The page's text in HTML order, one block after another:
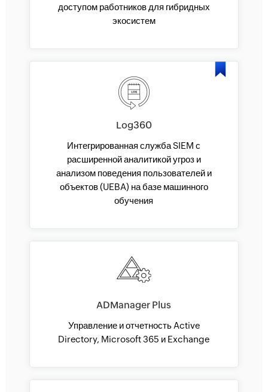
доступом работников для гибридных
экосистем
Log360
Интегрированная служба SIEM с
расширенной аналитикой угроз и
анализом поведения пользователей и
объектов (UEBA) на базе машинного
обучения
ADManager Plus
Управление и отчетность Active
Directory, Microsoft 365 и Exchange